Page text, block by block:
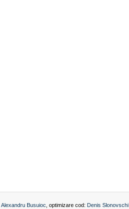
Alexandru Busuioc , optimizare cod: Denis Slonovschi